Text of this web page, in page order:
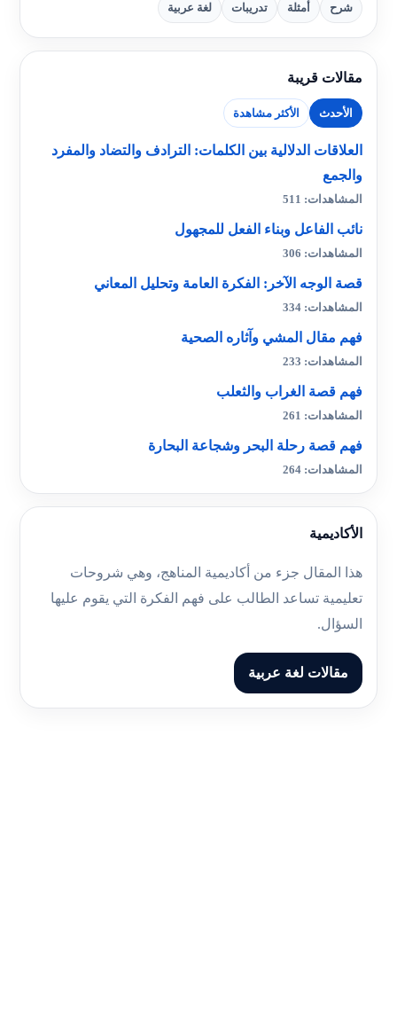
شرح أمثلة تدريبات لغة عربية
مقالات قريبة
الأحدث الأكثر مشاهدة
العلاقات الدلالية بين الكلمات: الترادف والتضاد والمفرد
والجمع
المشاهدات: 511
نائب الفاعل وبناء الفعل للمجهول
المشاهدات: 306
قصة الوجه الآخر: الفكرة العامة وتحليل المعاني
المشاهدات: 334
فهم مقال المشي وآثاره الصحية
المشاهدات: 233
فهم قصة الغراب والثعلب
المشاهدات: 261
فهم قصة رحلة البحر وشجاعة البحارة
المشاهدات: 264
الأكاديمية
هذا المقال جزء من أكاديمية المناهج، وهي شروحات
تعليمية تساعد الطالب على فهم الفكرة التي يقوم عليها
السؤال.
مقالات لغة عربية